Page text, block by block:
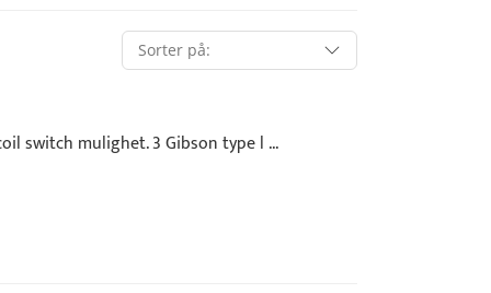
switch mulighet. 3 Gibson type l ...